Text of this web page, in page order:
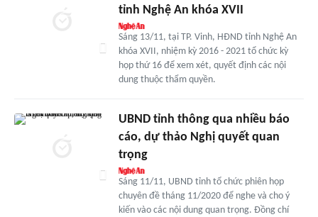
tỉnh Nghệ An khóa XVII
Sáng 13/11, tại TP. Vinh, HĐND tỉnh Nghệ An
khóa XVII, nhiệm kỳ 2016 - 2021 tổ chức kỳ
họp thứ 16 để xem xét, quyết định các nội
dung thuộc thẩm quyền.
UBND tỉnh thông qua nhiều báo
cáo, dự thảo Nghị quyết quan
trọng
Sáng 11/11, UBND tỉnh tổ chức phiên họp
chuyên đề tháng 11/2020 để nghe và cho ý
kiến vào các nội dung quan trọng. Đồng chí